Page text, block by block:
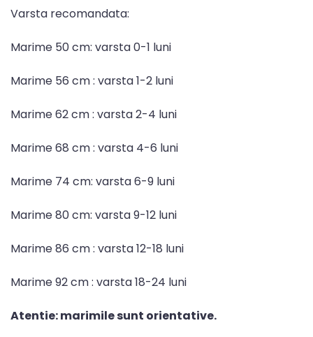
Varsta recomandata:
Marime 50 cm: varsta 0-1 luni
Marime 56 cm : varsta 1-2 luni
Marime 62 cm : varsta 2-4 luni
Marime 68 cm : varsta 4-6 luni
Marime 74 cm: varsta 6-9 luni
Marime 80 cm: varsta 9-12 luni
Marime 86 cm : varsta 12-18 luni
Marime 92 cm : varsta 18-24 luni
Atentie: marimile sunt orientative.